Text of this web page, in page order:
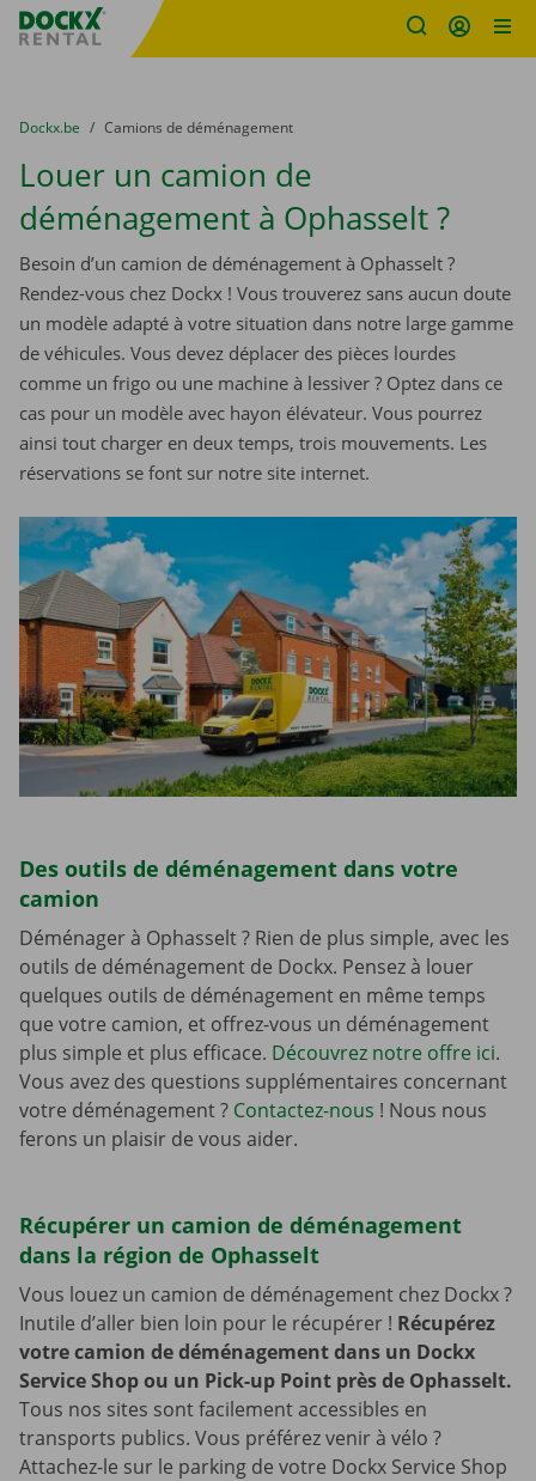
sitename
You are here:
du
Dockx.be to
Camions de déménagement
Louer un camion de
déménagement à Ophasselt ?
Besoin d’un camion de déménagement à Ophasselt ?
Rendez-vous chez Dockx ! Vous trouverez sans aucun doute
un modèle adapté à votre situation dans notre large gamme
de véhicules. Vous devez déplacer des pièces lourdes
comme un frigo ou une machine à lessiver ? Optez dans ce
cas pour un modèle avec hayon élévateur. Vous pourrez
ainsi tout charger en deux temps, trois mouvements. Les
réservations se font sur notre site internet.
Des outils de déménagement dans votre
camion
Déménager à Ophasselt ? Rien de plus simple, avec les
outils de déménagement de Dockx. Pensez à louer
quelques outils de déménagement en même temps
que votre camion, et offrez-vous un déménagement
plus simple et plus efficace. Découvrez notre offre ici.
Vous avez des questions supplémentaires concernant
votre déménagement ? Contactez-nous ! Nous nous
ferons un plaisir de vous aider.
Récupérer un camion de déménagement
dans la région de Ophasselt
Vous louez un camion de déménagement chez Dockx ?
Inutile d’aller bien loin pour le récupérer ! Récupérez
votre camion de déménagement dans un Dockx
Service Shop ou un Pick-up Point près de Ophasselt.
Tous nos sites sont facilement accessibles en
transports publics. Vous préférez venir à vélo ?
Attachez-le sur le parking de votre Dockx Service Shop